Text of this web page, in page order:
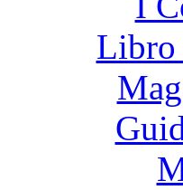
Libro